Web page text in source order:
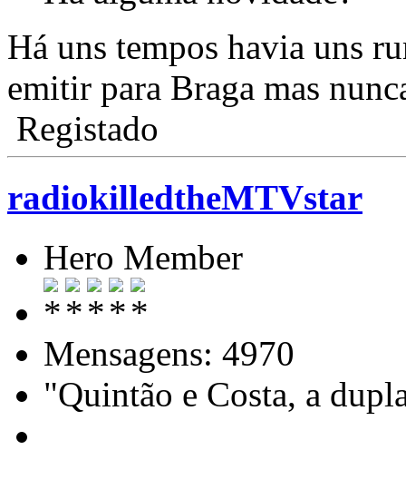
Há uns tempos havia uns
emitir para Braga mas
Registado
radiokilledtheMTVstar
Hero Member
Mensagens: 4970
"Quintão e Costa, a